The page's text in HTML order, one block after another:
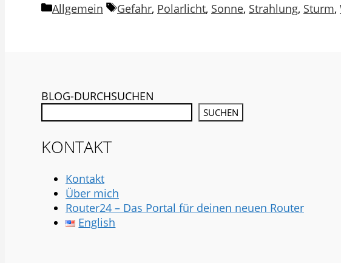
Kategorien
Allgemein Schlagwörter
Gefahr, Polarlicht, Sonne, Strahlung, Sturm,
BLOG-DURCHSUCHEN
SUCHEN
KONTAKT
Kontakt
Über mich
Router24 – Das Portal für deinen neuen Router
English